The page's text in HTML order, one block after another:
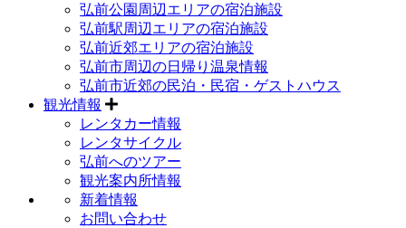
弘前公園周辺エリアの宿泊施設
弘前駅周辺エリアの宿泊施設
弘前近郊エリアの宿泊施設
弘前市周辺の日帰り温泉情報
弘前市近郊の民泊・民宿・ゲストハウス
観光情報
レンタカー情報
レンタサイクル
弘前へのツアー
観光案内所情報
新着情報
お問い合わせ